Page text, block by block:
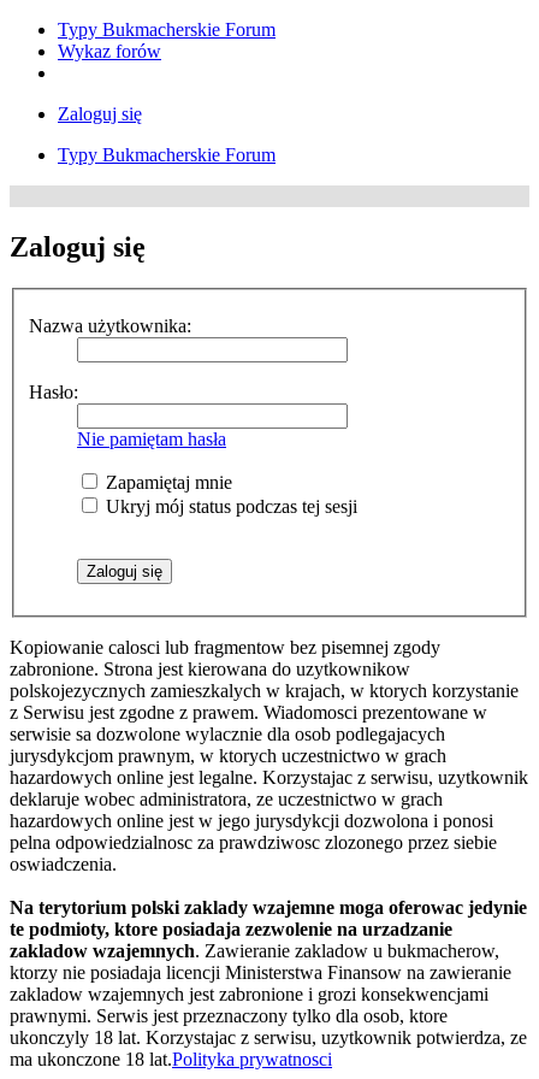
Typy Bukmacherskie Forum
Wykaz forów
Zaloguj się
Typy Bukmacherskie Forum
Zaloguj się
Nazwa użytkownika:
Hasło:
Nie pamiętam hasła
Zapamiętaj mnie
Ukryj mój status podczas tej sesji
Kopiowanie calosci lub fragmentow bez pisemnej zgody
zabronione. Strona jest kierowana do uzytkownikow
polskojezycznych zamieszkalych w krajach, w ktorych korzystanie
z Serwisu jest zgodne z prawem. Wiadomosci prezentowane w
serwisie sa dozwolone wylacznie dla osob podlegajacych
jurysdykcjom prawnym, w ktorych uczestnictwo w grach
hazardowych online jest legalne. Korzystajac z serwisu, uzytkownik
deklaruje wobec administratora, ze uczestnictwo w grach
hazardowych online jest w jego jurysdykcji dozwolona i ponosi
pelna odpowiedzialnosc za prawdziwosc zlozonego przez siebie
oswiadczenia.
Na terytorium polski zaklady wzajemne moga oferowac jedynie
te podmioty, ktore posiadaja zezwolenie na urzadzanie
zakladow wzajemnych. Zawieranie zakladow u bukmacherow,
ktorzy nie posiadaja licencji Ministerstwa Finansow na zawieranie
zakladow wzajemnych jest zabronione i grozi konsekwencjami
prawnymi. Serwis jest przeznaczony tylko dla osob, ktore
ukonczyly 18 lat. Korzystajac z serwisu, uzytkownik potwierdza, ze
ma ukonczone 18 lat.Polityka prywatnosci